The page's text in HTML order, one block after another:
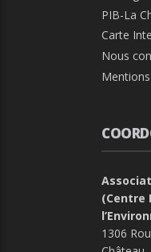
PIB-La
Carte
Nous
(Centre
1306